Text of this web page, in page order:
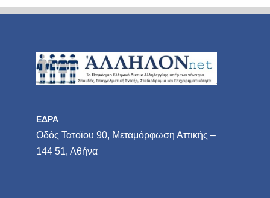
ΕΔΡΑ
Οδός Τατοϊου 90, Μεταμόρφωση Αττικής –
144 51, Αθήνα